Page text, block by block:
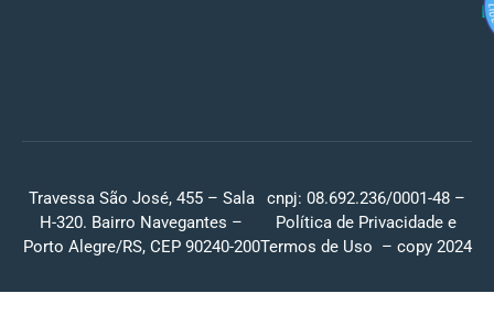
Travessa São José, 455 – Sala
H-320. Bairro Navegantes –
Porto Alegre/RS, CEP 90240-200
cnpj: 08.692.236/0001-48 –
Política de Privacidade e
Termos de Uso – copy 2024